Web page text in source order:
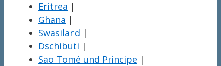
Eritrea |
Ghana |
Swasiland |
Dschibuti |
Sao Tomé und Principe |